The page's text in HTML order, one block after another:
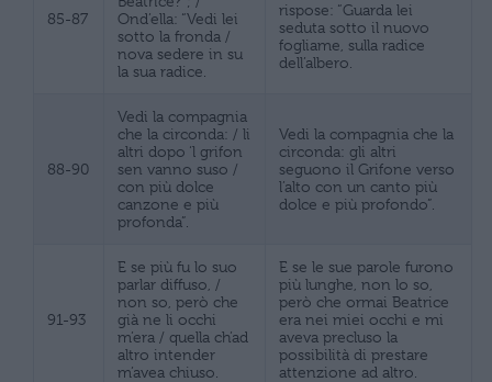
85-87
Ond’ella: “Vedi lei
sotto la fronda /
nova sedere in su
la sua radice.
rispose: “Guarda lei
seduta sotto il nuovo
fogliame, sulla radice
dell’albero.
88-90
Vedi la compagnia
che la circonda: / li
altri dopo ‘l grifon
sen vanno suso /
con più dolce
canzone e più
profonda”.
Vedi la compagnia che la
circonda: gli altri
seguono il Grifone verso
l’alto con un canto più
dolce e più profondo”.
91-93
E se più fu lo suo
parlar diffuso, /
non so, però che
già ne li occhi
m’era / quella ch’ad
altro intender
m’avea chiuso.
E se le sue parole furono
più lunghe, non lo so,
però che ormai Beatrice
era nei miei occhi e mi
aveva precluso la
possibilità di prestare
attenzione ad altro.